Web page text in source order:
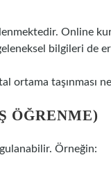
Online
bilgileri de
ortama taşınması
ÖĞRENME)
Örneğin: